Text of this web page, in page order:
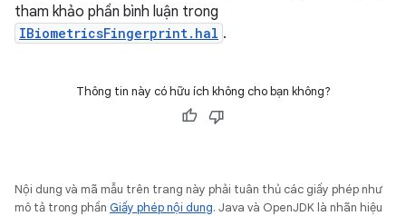
tham khảo phần bình luận trong
IBiometricsFingerprint.hal .
Thông tin này có hữu ích không cho bạn không?
Nội dung và mã mẫu trên trang này phải tuân thủ các giấy phép như
mô tả trong phần Giấy phép nội dung. Java và OpenJDK là nhãn hiệu